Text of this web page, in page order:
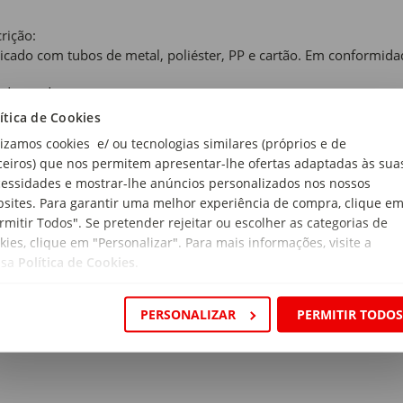
de Cookies
cookies e/ ou tecnologias similares (próprios e de
que nos permitem apresentar-lhe ofertas adaptadas às
e mostrar-lhe anúncios personalizados nos nossos
Para garantir uma melhor experiência de compra, clique em
Todos". Se pretender rejeitar ou escolher as categorias de
clique em "Personalizar". Para mais informações, visite a
Política de Cookies
PERSONALIZAR PERMITIR TODOS
com tubos de metal, poliéster, PP e cartão. Em
de produto:
Recomendada: